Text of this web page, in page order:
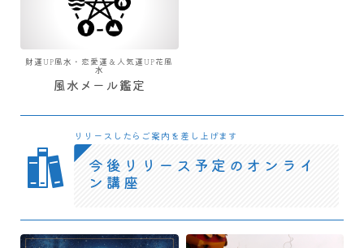
財運UP風水・恋愛運＆人気運UP花風
水
風水メール鑑定
リリースしたらご案内を差し上げます
今後リリース予定のオンライ
ン講座